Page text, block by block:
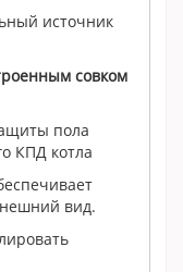
источник
совком
пола
КПД котла
вид.